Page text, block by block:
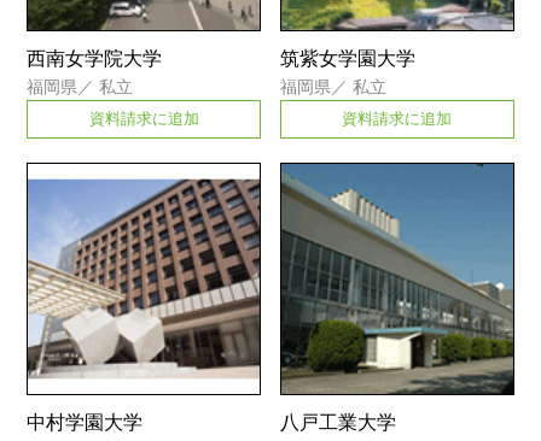
西南女学院大学
福岡県 ／私立
資料請求に追加
筑紫女学園大学
福岡県 ／私立
資料請求に追加
中村学園大学 八戸工業大学